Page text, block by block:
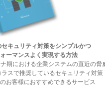
キュリティ対策をシンプルかつ
ーマンスよく実現する方法
ナ期における企業システムの直近の脅
ラスで推奨しているセキュリティ対策
のお客様におすすめできるサービス